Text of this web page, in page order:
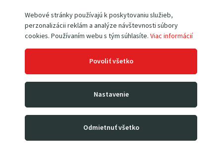
Webové stránky používajú k poskytovaniu služieb,
perzonalizácii reklám a analýze návštevnosti súbory
cookies. Používaním webu s tým súhlasíte. Viac informácií
Povoliť všetko
Nastavenie
Odmietnuť všetko
1 000 kg. Konštruovaná je na priemyselné použitie a môže
slúžiť aj ako pracovný a montážny stôl. Typické usadenie sa
vykonáva prikotvením k existujúcej podlahe (odporúča sa pre
vyššiu stabilitu, avšak nie je podmienkou) alebo ju možno tiež
zapustiť, aby bola s podlahou zároveň a mohlo sa cez ňu
prechádzať. Náklad je možnézdvihnúť do max. výšky 990
. Samotný zdvih je tichý, plynulý a bez skokov alebo rázov.
ovládač s funkciou núdzového zastavenia. Zdvíhacia plošina
PIW1 je napájaná jednofázovýmnapätím 230V